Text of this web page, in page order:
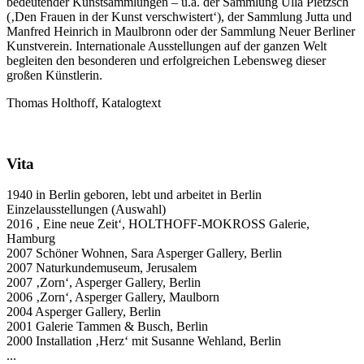
(‚Den Frauen in der Kunst verschwistert‘), der Sammlung Jutta und
Manfred Heinrich in Maulbronn oder der Sammlung Neuer Berliner
Kunstverein. Internationale Ausstellungen auf der ganzen Welt
begleiten den besonderen und erfolgreichen Lebensweg dieser
großen Künstlerin.
Thomas Holthoff, Katalogtext
Vita
1940 in Berlin geboren, lebt und arbeitet in Berlin
Einzelausstellungen (Auswahl)
2016 ‚ Eine neue Zeit‘, HOLTHOFF-MOKROSS Galerie,
Hamburg
2007 Schöner Wohnen, Sara Asperger Gallery, Berlin
2007 Naturkundemuseum, Jerusalem
2007 ‚Zorn‘, Asperger Gallery, Berlin
2006 ‚Zorn‘, Asperger Gallery, Maulborn
2004 Asperger Gallery, Berlin
2001 Galerie Tammen & Busch, Berlin
2000 Installation ‚Herz‘ mit Susanne Wehland, Berlin
...